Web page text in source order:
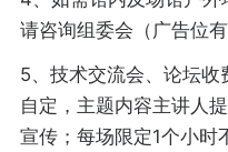
请咨询组委会（广告位有
5、技术交流会、论坛
自定，主题内容主讲人
宣传；每场限定1个小时